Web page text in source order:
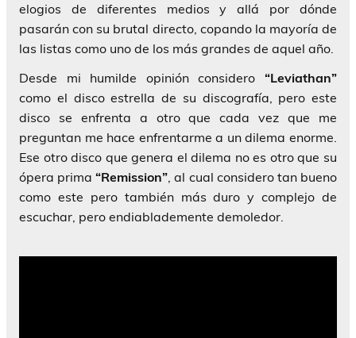
elogios de diferentes medios y allá por dónde
pasarán con su brutal directo, copando la mayoría de
las listas como uno de los más grandes de aquel año.
Desde mi humilde opinión considero “Leviathan”
como el disco estrella de su discografía, pero este
disco se enfrenta a otro que cada vez que me
preguntan me hace enfrentarme a un dilema enorme.
Ese otro disco que genera el dilema no es otro que su
ópera prima“Remission”, al cual considero tan bueno
como este pero también más duro y complejo de
escuchar, pero endiablademente demoledor.